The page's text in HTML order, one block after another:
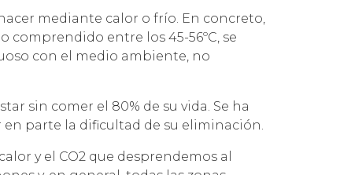
mediante calor o frío. En concreto,
comprendido entre los 45-56ºC, se
con el medio ambiente, no
sin comer el 80% de su vida. Se ha
parte la dificultad de su eliminación.
y el CO2 que desprendemos al